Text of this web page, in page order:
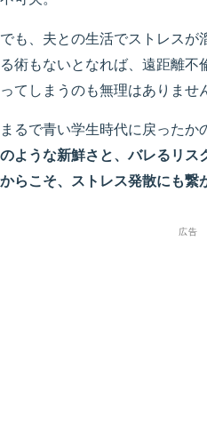
でも、夫との生活でストレスが
る術もないとなれば、遠距離不
ってしまうのも無理はありませ
まるで青い学生時代に戻ったか
のような新鮮さと、バレるリス
からこそ、ストレス発散にも繋
広告